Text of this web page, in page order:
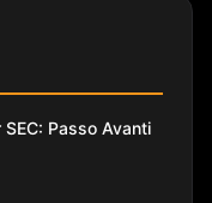
Passo Avanti